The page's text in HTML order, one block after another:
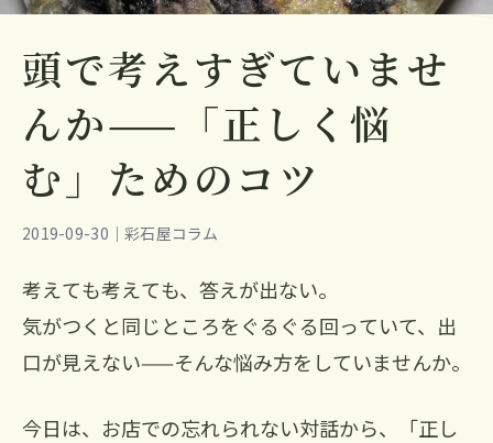
頭で考えすぎていませ
んか——「正しく悩
む」ためのコツ
2019-09-30｜彩石屋コラム
考えても考えても、答えが出ない。
気がつくと同じところをぐるぐる回っていて、出
口が見えない——そんな悩み方をしていませんか。
今日は、お店での忘れられない対話から、「正し